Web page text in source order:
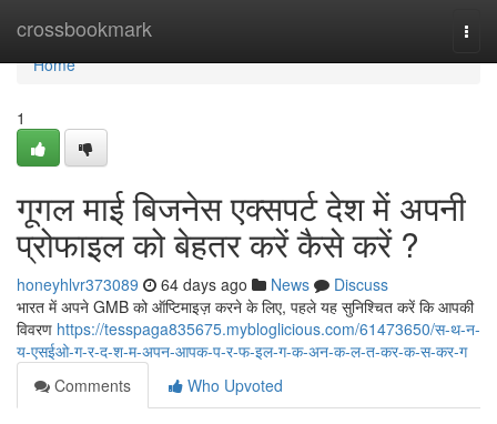
crossbookmark
Home
Home
1
गूगल माई बिजनेस एक्सपर्ट देश में अपनी
प्रोफाइल को बेहतर करें कैसे करें ?
honeyhlvr373089 64 days ago News
Discuss
भारत में अपने GMB को ऑप्टिमाइज़ करने के लिए, पहले यह सुनिश्चित करें कि आपकी
विवरण https://tesspaga835675.mybloglicious.com/61473650/स-थ-न-
य-एसईओ-ग-र-द-श-म-अपन-आपक-प-र-फ-इल-ग-क-अन-क-ल-त-कर-क-स-कर-ग
Comments
Who Upvoted